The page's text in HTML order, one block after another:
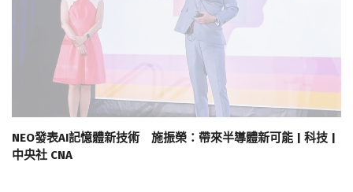
NEO發表AI記憶體新技術 施振榮：帶來半導體新可能 | 科技 |
中央社 CNA